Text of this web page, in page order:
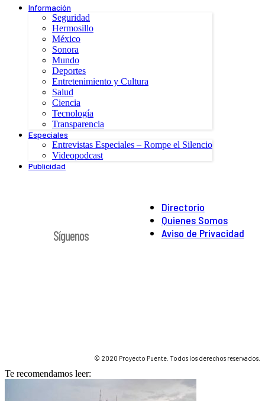
Información
Seguridad
Hermosillo
México
Sonora
Mundo
Deportes
Entretenimiento y Cultura
Salud
Ciencia
Tecnología
Transparencia
Especiales
Entrevistas Especiales – Rompe el Silencio
Videopodcast
Publicidad
Directorio
Quienes Somos
Aviso de Privacidad
Síguenos
© 2020 Proyecto Puente. Todos los derechos reservados.
Te recomendamos leer: